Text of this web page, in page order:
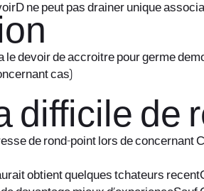
ne peut pas drainer unique
a le devoir de accroitre pour germe
cas)
difficile de
de rond-point lors de concernant
obtient quelques tchateurs